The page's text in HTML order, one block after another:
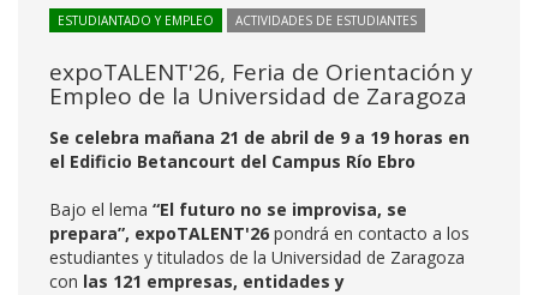
ESTUDIANTADO Y EMPLEO ACTIVIDADES DE ESTUDIANTES
expoTALENT'26, Feria de Orientación y
Empleo de la Universidad de Zaragoza
Se celebra mañana 21 de abril de 9 a 19 horas en
el Edificio Betancourt del Campus Río Ebro
Bajo el lema “El futuro no se improvisa, se
prepara”, expoTALENT'26 pondrá en contacto a los
estudiantes y titulados de la Universidad de Zaragoza
con las 121 empresas, entidades y